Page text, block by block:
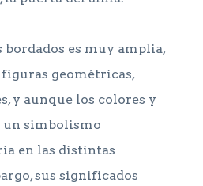
bordados es muy amplia,
geométricas,
y aunque los colores y
un simbolismo
en las distintas
sus significados